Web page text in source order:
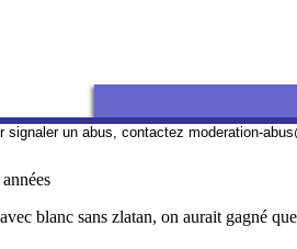
signaler un abus, contactez moderation-